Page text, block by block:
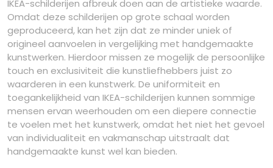
IKEA-schilderijen afbreuk doen aan de artistieke waarde.
Omdat deze schilderijen op grote schaal worden
geproduceerd, kan het zijn dat ze minder uniek of
origineel aanvoelen in vergelijking met handgemaakte
kunstwerken. Hierdoor missen ze mogelijk de persoonlijke
touch en exclusiviteit die kunstliefhebbers juist zo
waarderen in een kunstwerk. De uniformiteit en
toegankelijkheid van IKEA-schilderijen kunnen sommige
mensen ervan weerhouden om een diepere connectie
te voelen met het kunstwerk, omdat het niet het gevoel
van individualiteit en vakmanschap uitstraalt dat
handgemaakte kunst wel kan bieden.